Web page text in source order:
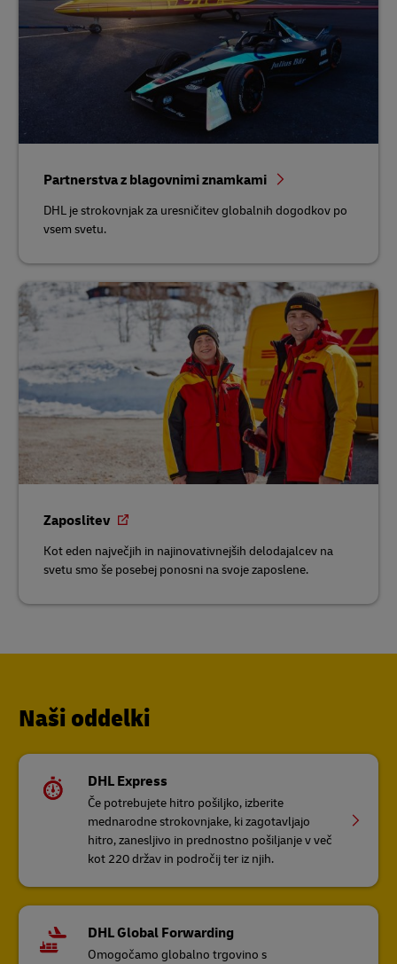
Partnerstva z blagovnimi znamkami
DHL je strokovnjak za uresničitev globalnih dogodkov po
vsem svetu.
Zaposlitev
Kot eden največjih in najinovativnejših delodajalcev na
svetu smo še posebej ponosni na svoje zaposlene.
Naši oddelki
DHL Express
Če potrebujete hitro pošiljko, izberite
mednarodne strokovnjake, ki zagotavljajo
hitro, zanesljivo in prednostno pošiljanje v več
kot 220 držav in področij ter iz njih.
DHL Global Forwarding
Omogočamo globalno trgovino s